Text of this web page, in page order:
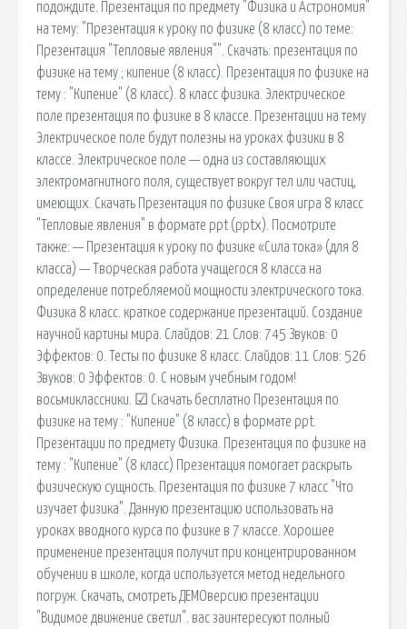
подождите. Презентация по предмету "Физика и Астрономия"
на тему: "Презентация к уроку по физике (8 класс) по теме:
Презентация "Тепловые явления"". Скачать: презентация по
физике на тему ; кипение (8 класс). Презентация по физике на
тему : "Кипение" (8 класс). 8 класс физика. Электрическое
поле презентация по физике в 8 классе. Презентации на тему
Электрическое поле будут полезны на уроках физики в 8
классе. Электрическое поле — одна из составляющих
электромагнитного поля, существует вокруг тел или частиц,
имеющих. Скачать Презентация по физике Своя игра 8 класс
"Тепловые явления" в формате ppt (pptx). Посмотрите
также: — Презентация к уроку по физике «Сила тока» (для 8
класса) — Творческая работа учащегося 8 класса на
определение потребляемой мощности электрического тока.
Физика 8 класс. краткое содержание презентаций. Создание
научной картины мира. Слайдов: 21 Слов: 745 Звуков: 0
Эффектов: 0. Тесты по физике 8 класс. Слайдов: 11 Слов: 526
Звуков: 0 Эффектов: 0. С новым учебным годом!
восьмиклассники. ☑ Скачать бесплатно Презентация по
физике на тему : "Кипение" (8 класс) в формате ppt.
Презентации по предмету Физика. Презентация по физике на
тему : "Кипение" (8 класс) Презентация помогает раскрыть
физическую сущность. Презентация по физике 7 класс "Что
изучает физика". Данную презентацию использовать на
уроках вводного курса по физике в 7 классе. Хорошее
применение презентация получит при концентрированном
обучении в школе, когда используется метод недельного
погруж. Скачать, смотреть ДЕМОверсию презентации
"Видимое движение светил". вас заинтересуют полный